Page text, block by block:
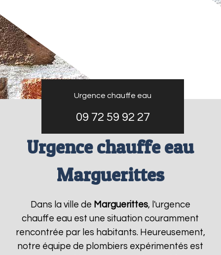
Urgence chauffe eau
09 72 59 92 27
Urgence chauffe eau
Marguerittes
Dans la ville de Marguerittes, l'urgence
chauffe eau est une situation couramment
rencontrée par les habitants. Heureusement,
notre équipe de plombiers expérimentés est